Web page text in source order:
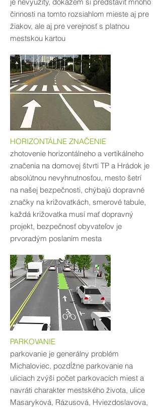
činnosti na tomto rozsiahlom mieste aj pre
žiakov, ale aj pre verejnosť s platnou
mestskou kartou
HORIZONTÁLNE ZNAČENIE
zhotovenie horizontálneho a vertikálneho
značenia na domovej štvrti TP a Hrádok je
absolútnou nevyhnutnosťou, mesto šetrí
na našej bezpečnosti, chýbajú dopravné
značky na križovatkách, smerové tabule,
každá križovatka musí mať dopravný
projekt, bezpečnosť obyvateľov je
prvoradým poslaním mesta
PARKOVANIE
parkovanie je generálny problém
Michaloviec, pozdĺžne parkovanie na
uliciach zvýši počet parkovacích miest a
navráti charakter mestského života, ulice
Masaryková, Rázusová, Hviezdoslavova,